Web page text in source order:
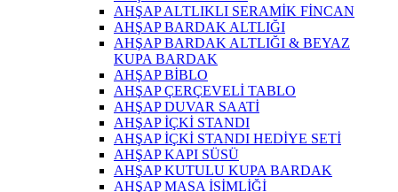
AHŞAP ALTLIKLI SERAMİK FİNCAN
AHŞAP BARDAK ALTLIĞI
AHŞAP BARDAK ALTLIĞI & BEYAZ
KUPA BARDAK
AHŞAP BİBLO
AHŞAP ÇERÇEVELİ TABLO
AHŞAP DUVAR SAATİ
AHŞAP İÇKİ STANDI
AHŞAP İÇKİ STANDI HEDİYE SETİ
AHŞAP KAPI SÜSÜ
AHŞAP KUTULU KUPA BARDAK
AHŞAP MASA İSİMLİĞİ